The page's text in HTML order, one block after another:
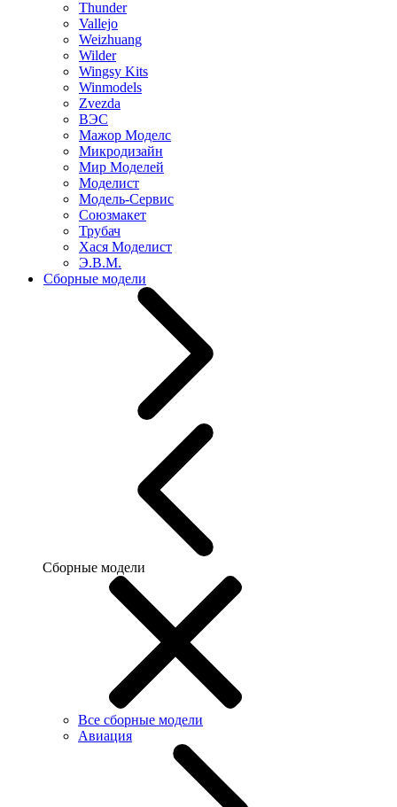
Thunder
Vallejo
Weizhuang
Wilder
Wingsy Kits
Winmodels
Zvezda
ВЭС
Мажор Моделс
Микродизайн
Мир Моделей
Моделист
Модель-Сервис
Союзмакет
Трубач
Хася Моделист
Э.В.М.
Сборные модели
Сборные модели
Все сборные модели
Авиация